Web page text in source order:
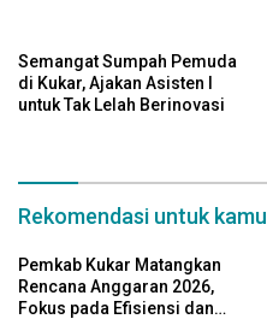
Semangat Sumpah Pemuda
di Kukar, Ajakan Asisten I
untuk Tak Lelah Berinovasi
Rekomendasi untuk kamu
Pemkab Kukar Matangkan
Rencana Anggaran 2026,
Fokus pada Efisiensi dan